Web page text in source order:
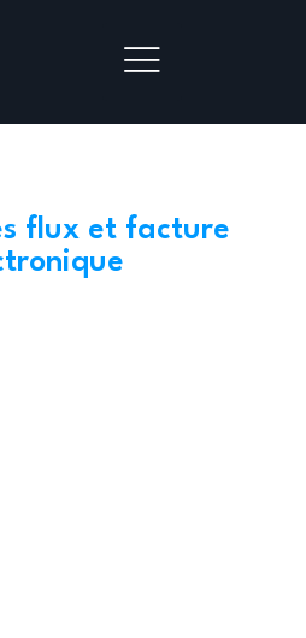
flux et facture